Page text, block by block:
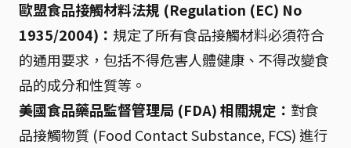
歐盟食品接觸材料法規 (Regulation (EC) No
1935/2004)： 規定了所有食品接觸材料必須符合
的通用要求，包括不得危害人體健康、不得改變食
品的成分和性質等。
美國食品藥品監督管理局 (FDA) 相關規定： 對食
品接觸物質 (Food Contact Substance, FCS) 進行